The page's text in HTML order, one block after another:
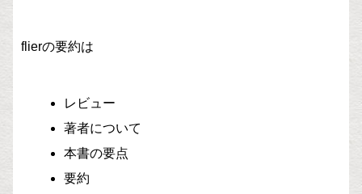
flierの要約は
レビュー
著者について
本書の要点
要約